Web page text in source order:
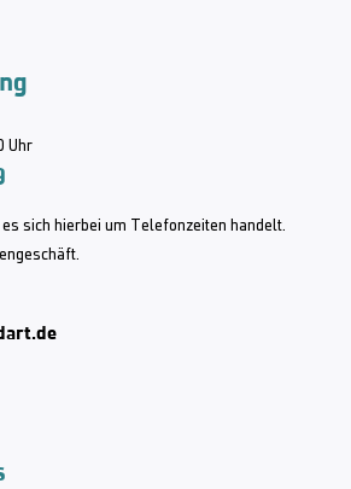
Uhr
sich hierbei um Telefonzeiten handelt.